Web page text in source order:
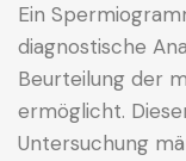
Ein
diagnostische
Beurteilung der
ermöglicht.
Untersuchung